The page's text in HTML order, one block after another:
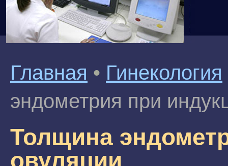
Главная • Гинекология
эндометрия при
Толщина
овуляции